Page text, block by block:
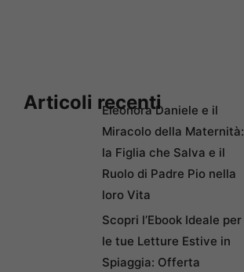
Articoli recentiEleonora Daniele e il
Miracolo della Maternità:
la Figlia che Salva e il
Ruolo di Padre Pio nella
loro Vita
Scopri l’Ebook Ideale per
le tue Letture Estive in
Spiaggia: Offerta